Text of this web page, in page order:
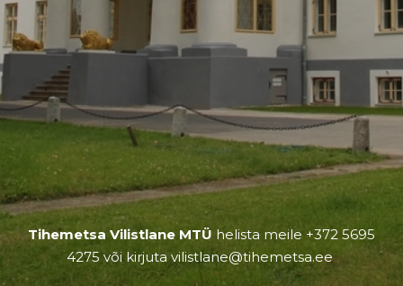
Tihemetsa Vilistlane MTÜ helista meile +372 5695
4275 või kirjuta vilistlane@tihemetsa.ee